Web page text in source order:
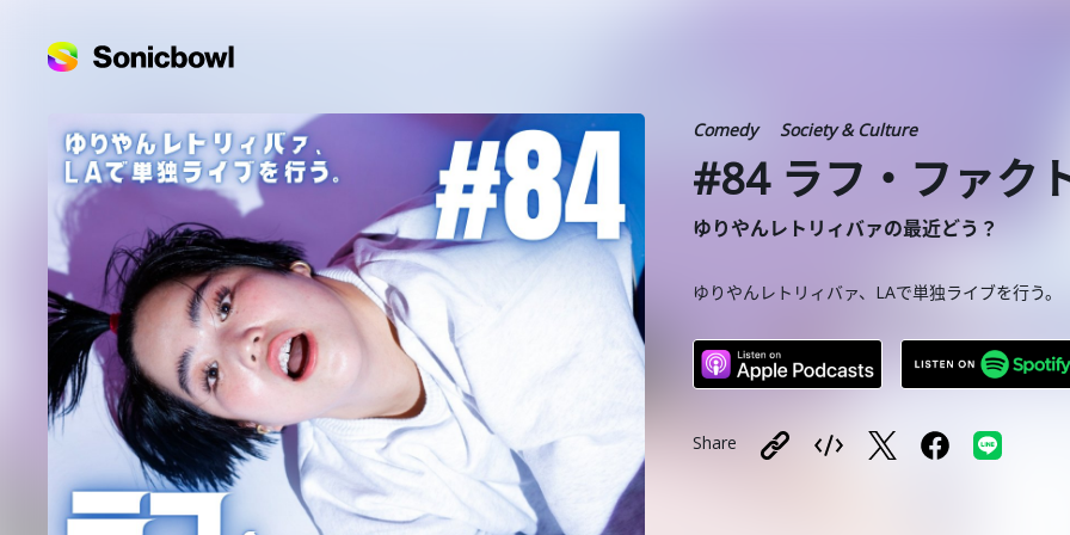
Comedy Society & Culture
#84 ラフ・ファク
ゆりやんレトリィバァの最近どう？
ゆりやんレトリィバァ、LAで単独ライブを行う。
Share